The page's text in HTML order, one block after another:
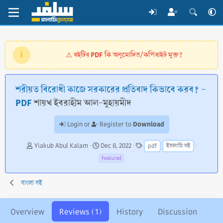
⚠️বইটির PDF কি অনুমোদিত/কপিরাইট মুক্ত?
শরীয়ত বিরোধী কাজে সরকারের প্রতিবাদ কিভাবে করব? -
PDFশায়খ ইবরাহীম আল-মুহায়মীদ
Login or Register to Download
A
h
o
Yiakub Abul Kalam
C
r
e
a
o
n
d
Dec 8, 2022
T
a
s
pdf ইসলামি বই
Featured
বাংলা বই
Overview Reviews (1) History Discussion